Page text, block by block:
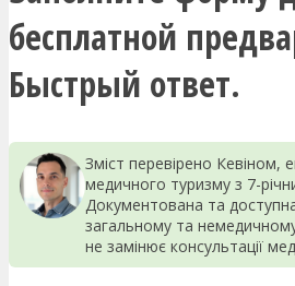
бесплатной
Быстрый ответ.
Зміст перевірено Кевіном,
медичного туризму з 7-
Документована та
загальному та
не замінює консультації